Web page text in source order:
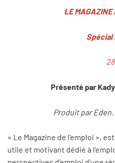
LE MAGAZINE
28'
Présenté par
Produit par
« Le Magazine de l’emploi »,
utile et motivant dédié à